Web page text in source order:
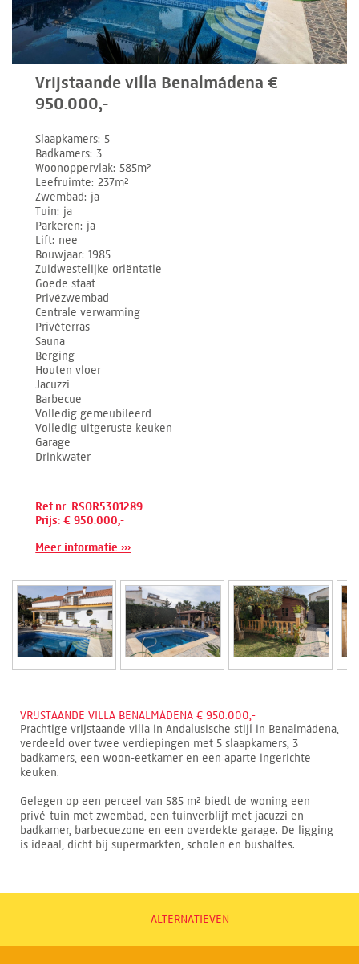
Vrijstaande villa Benalmádena €
950.000,-
Slaapkamers 5
Badkamers 3
Woonoppervlak 585m²
Leefruimte 237m²
Zwembad ja
Tuin ja
Parkeren ja
Lift nee
Bouwjaar 1985
Zuidwestelijke oriëntatie
Goede staat
Privézwembad
Centrale verwarming
Privéterras
Sauna
Berging
Houten vloer
Jacuzzi
Barbecue
Volledig gemeubileerd
Volledig uitgeruste keuken
Garage
Drinkwater
Ref.nr: RSOR5301289
Prijs: € 950.000,-
Meer informatie ›››
VRIJSTAANDE VILLA BENALMÁDENA € 950.000,-
Prachtige vrijstaande villa in Andalusische stijl in Benalmádena,
verdeeld over twee verdiepingen met 5 slaapkamers, 3
badkamers, een woon-eetkamer en een aparte ingerichte
keuken.
Gelegen op een perceel van 585 m² biedt de woning een
privé-tuin met zwembad, een tuinverblijf met jacuzzi en
badkamer, barbecuezone en een overdekte garage. De ligging
is ideaal, dicht bij supermarkten, scholen en bushaltes.
ALTERNATIEVEN